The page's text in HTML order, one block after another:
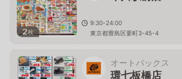
2枚
9:30-24:00
東京都豊島区要町3-45-4
オートバックス
環七板橋店